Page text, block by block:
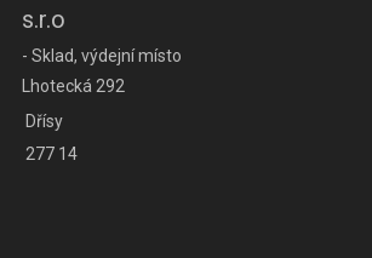
s.r.o
- Sklad, výdejní místo
Lhotecká 292
Dřísy
277 14